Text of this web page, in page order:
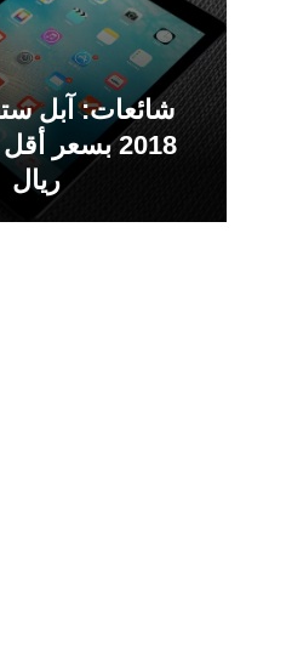
شائعات: آبل
ريال